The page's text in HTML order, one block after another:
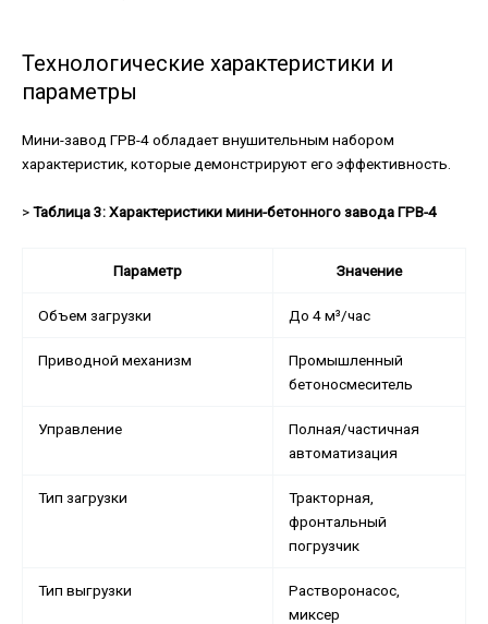
Технологические характеристики и
параметры
Мини-завод ГРВ-4 обладает внушительным набором
характеристик, которые демонстрируют его эффективность.
>Таблица 3: Характеристики мини-бетонного завода ГРВ-4
Параметр Значение
Объем загрузки До 4 м³/час
Приводной механизм
Промышленный
бетоносмеситель
Управление
Полная/частичная
автоматизация
Тип загрузки
Тракторная,
фронтальный
погрузчик
Тип выгрузки
Растворонасос,
миксер